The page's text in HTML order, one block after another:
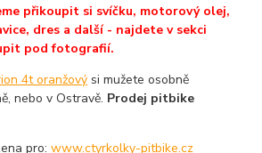
přikoupit si svíčku, motorový olej,
dres a další - najdete v sekci
pod fotografií.
4t oranžový si mužete osobně
nebo v Ostravě. Prodej pitbike
pro:www.ctyrkolky-pitbike.cz